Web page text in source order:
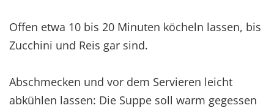
Offen etwa 10 bis 20 Minuten köcheln lassen, bis
Zucchini und Reis gar sind.
Abschmecken und vor dem Servieren leicht
abkühlen lassen: Die Suppe soll warm gegessen